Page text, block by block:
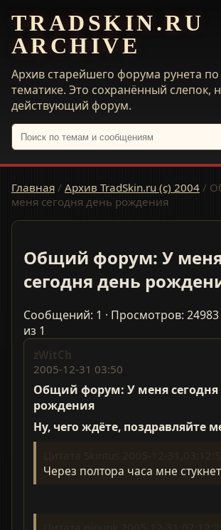
TRADSKIN.RU
ARCHIVE
Архив старейшего форума рунета
тематике. Это сохранённый слепок,
действующий форум.
Главная / Архив TradSkin.ru (с) 2004 /
меня сегодня день рождения
Общий форум: У
сегодня день
Сообщений: 1 · Просмотров: 24983
из 1
zWitCh
2005-12-31 03:50
Общий форум: У меня сегодня
рождения
Ну, чего ждёте, поздравляйте
Через полтора часа мне стукнет